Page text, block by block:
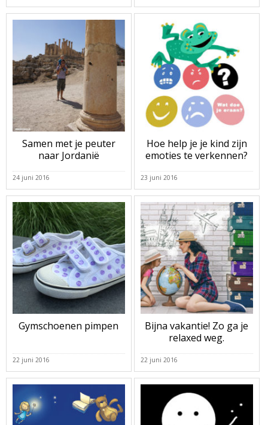
Samen met je peuter
naar Jordanië
24 juni 2016
Hoe help je je kind zijn
emoties te verkennen?
23 juni 2016
Gymschoenen pimpen
22 juni 2016
Bijna vakantie! Zo ga je
relaxed weg.
22 juni 2016